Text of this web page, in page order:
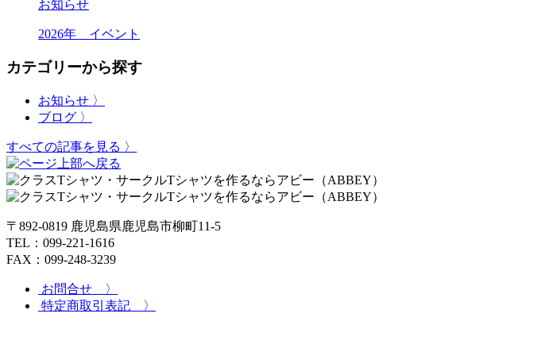
お知らせ
2026年 イベント
カテゴリーから探す
お知らせ 〉
ブログ 〉
すべての記事を見る 〉
〒892-0819 鹿児島県鹿児島市柳町11-5
TEL：099-221-1616
FAX：099-248-3239
お問合せ 〉
特定商取引表記 〉